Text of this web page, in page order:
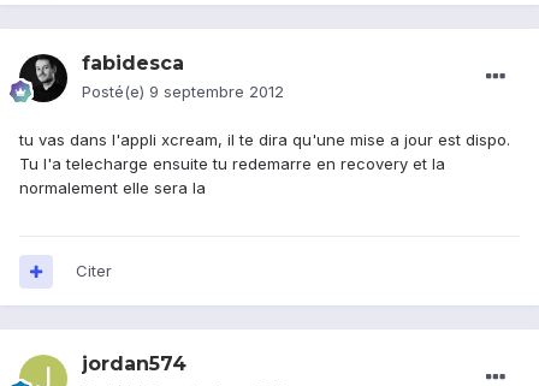
fabidesca
Posté(e) 9 septembre 2012
tu vas dans l'appli xcream, il te dira qu'une mise a jour est dispo.
Tu l'a telecharge ensuite tu redemarre en recovery et la
normalement elle sera la
Citer
jordan574